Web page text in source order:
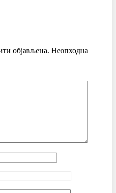
објављена. Неопходна